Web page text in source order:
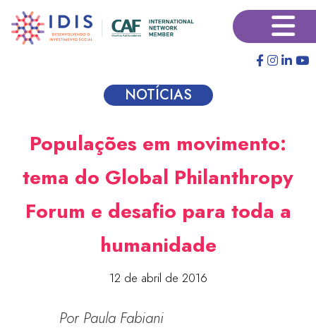
para
×
NOTÍCIAS
Populações em movimento:
tema do Global Philanthropy
Forum e desafio para toda a
humanidade
12 de abril de 2016
Por Paula Fabiani